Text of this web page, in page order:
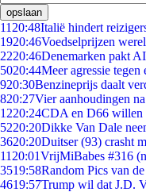
opslaan
11 20:48Italië hindert
1920:46Voedselprijzen
2220:46Denemarken pakt
5020:44Meer agressie
920:30Benzineprijs daalt
820:27Vier aanhoudingen
1220:24CDA en D66 willen
5220:20Dikke Van Dale
3620:20Duitser (93) crasht
11 20:01VrijMiBabes #316
3519:58Random Pics van
4619:57Trump wil dat J.D.